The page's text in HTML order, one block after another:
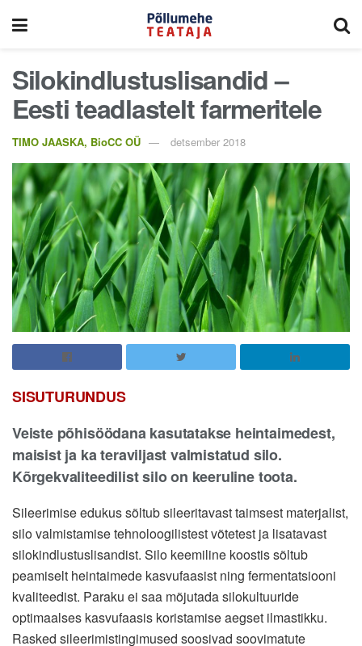
Silokindlustuslisandid –
Eesti teadlastelt farmeritele
TIMO JAASKA, BioCC OÜ detsember 2018
SISUTURUNDUS
Veiste põhisöödana kasutatakse heintaimedest,
maisist ja ka teraviljast valmistatud silo.
Kõrgekvaliteedilist silo on keeruline toota.
Sileerimise edukus sõltub sileeritavast taimsest materjalist,
silo valmistamise tehnoloogilistest võtetest ja lisatavast
silokindlustuslisandist. Silo keemiline koostis sõltub
peamiselt heintaimede kasvufaasist ning fermentatsiooni
kvaliteedist. Paraku ei saa mõjutada silokultuuride
optimaalses kasvufaasis koristamise aegset ilmastikku.
Rasked sileerimistingimused soosivad soovimatute